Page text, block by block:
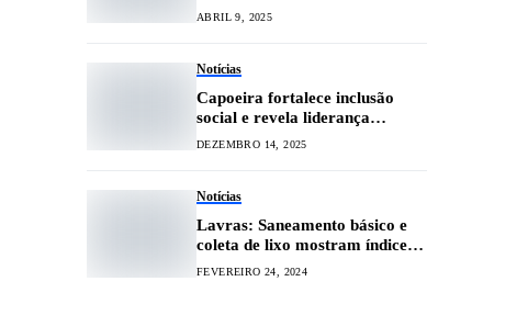
preventivas
ABRIL 9, 2025
Notícias
Capoeira fortalece inclusão
social e revela liderança
feminina na região
DEZEMBRO 14, 2025
Notícias
Lavras: Saneamento básico e
coleta de lixo mostram índices
positivos, aponta Censo
FEVEREIRO 24, 2024